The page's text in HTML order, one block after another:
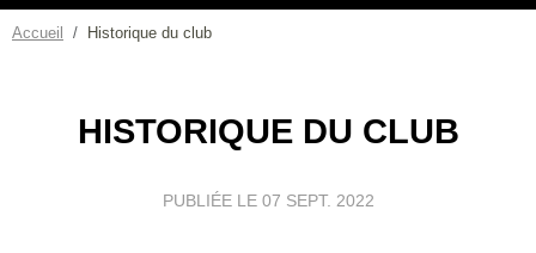
Accueil Historique du club
HISTORIQUE DU CLUB
PUBLIÉE LE 07 SEPT. 2022